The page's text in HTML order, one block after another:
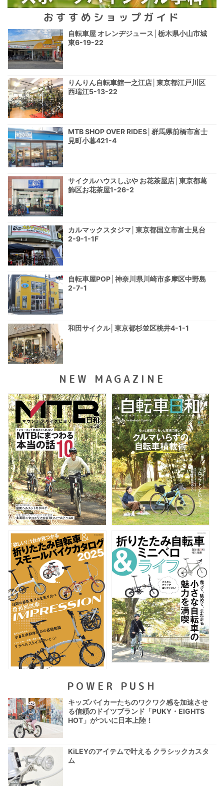
おすすめショップガイド
自転車屋 オレンヂジュース│栃木県小山市城
東6-19-22
りんりん自転車館一之江店│東京都江戸川区
西瑞江5-13-22
MTB SHOP OVER RIDES│群馬県前橋市富士
見町小暮421-4
サイクルハウスしぶや お花茶屋店│東京都葛
飾区お花茶屋1-26-2
カルマックスタジマ│東京都国立市富士見台
2-9-1-1F
自転車屋POP│神奈川県川崎市多摩区中野島
2-7-1
和田サイクル│東京都杉並区桃井4-1-1
NEW MAGAZINE
POWER PUSH
キッズバイカーたちのワクワク感を加速させ
る信頼のドイツブランド「PUKY・EIGHTS
HOT」がついに日本上陸！
KiLEYのアイテムで叶える クラシックカスタ
ム